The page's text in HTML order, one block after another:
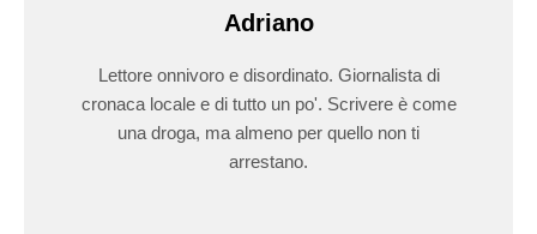
Adriano
Lettore onnivoro e disordinato. Giornalista di
cronaca locale e di tutto un po'. Scrivere è come
una droga, ma almeno per quello non ti
arrestano.